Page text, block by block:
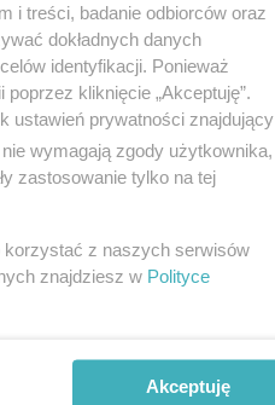
dostęp
krwawień
narządów
laparoskopowe i
i treści, badanie odbiorców oraz
dokładnych danych
identyfikacji. Ponieważ
kliknięcie „Akceptuję”.
ustawień prywatności znajdujący
wymagają zgody użytkownika,
zastosowanie tylko na tej
korzystać z naszych serwisów
znajdziesz w Polityce
Akceptuję